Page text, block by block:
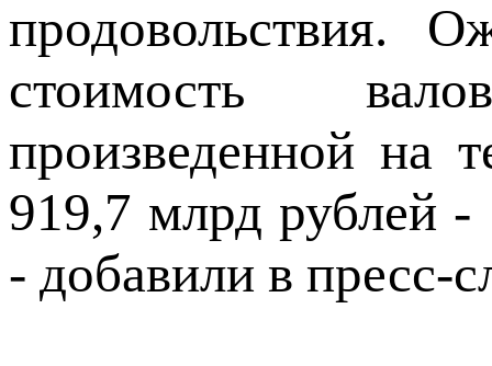
продовольствия.
стоимость
произведенной на
919,7 млрд рублей
- добавили в пресс-